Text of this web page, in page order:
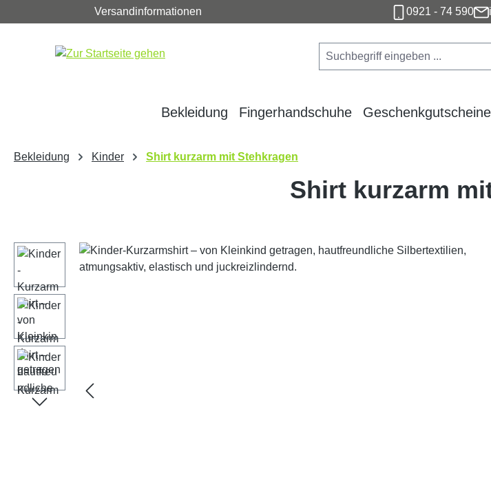
Hauptinhalt springen
Zur Suche springen
Zur Hauptnavigation springen
Versandinformationen 0921 - 74 590
Bekleidung Fingerhandschuhe Geschenkgutscheine
Bekleidung Kinder Shirt kurzarm mit Stehkragen
Shirt kurzarm
Bildergalerie überspringen